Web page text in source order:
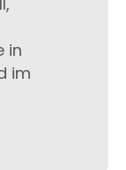
in
im